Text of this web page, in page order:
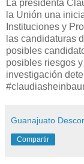
La presidenta
la Unión una
Instituciones y
las candidaturas
posibles
posibles riesgos
investigación
Guanajuato
Compartir